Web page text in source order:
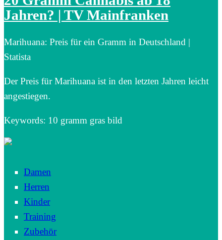
Jahren? | TV Mainfranken
Marihuana: Preis für ein Gramm in Deutschland |
Statista
Der Preis für Marihuana ist in den letzten Jahren leicht
angestiegen.
Keywords: 10 gramm gras bild
Damen
Herren
Kinder
Training
Zubehör